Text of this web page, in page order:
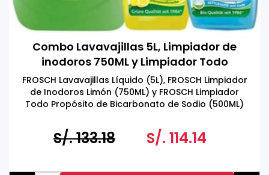
Combo Lavavajillas 5L, Limpiador de
inodoros 750ML y Limpiador Todo
Propósito 500ML
FROSCH Lavavajillas Líquido (5L), FROSCH Limpiador
de Inodoros Limón (750ML) y FROSCH Limpiador
Todo Propósito de Bicarbonato de Sodio (500ML)
S/. 133.18 S/. 114.14